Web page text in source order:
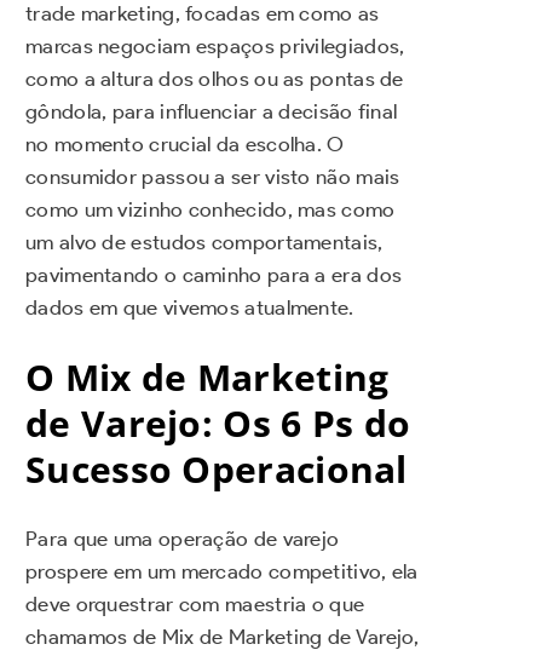
trade marketing, focadas em como as
marcas negociam espaços privilegiados,
como a altura dos olhos ou as pontas de
gôndola, para influenciar a decisão final
no momento crucial da escolha. O
consumidor passou a ser visto não mais
como um vizinho conhecido, mas como
um alvo de estudos comportamentais,
pavimentando o caminho para a era dos
dados em que vivemos atualmente.
O Mix de Marketing
de Varejo: Os 6 Ps do
Sucesso Operacional
Para que uma operação de varejo
prospere em um mercado competitivo, ela
deve orquestrar com maestria o que
chamamos de Mix de Marketing de Varejo,